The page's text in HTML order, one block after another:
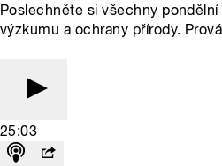
Poslechněte si všechny
výzkumu a ochrany přírody.
25:03